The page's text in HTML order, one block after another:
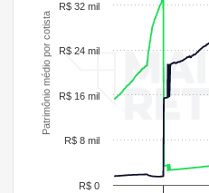
Patrimônio médio por cotista
R$ 0
R$ 8 mil
R$ 16 mil
R$ 24 mil
R$ 32 mil